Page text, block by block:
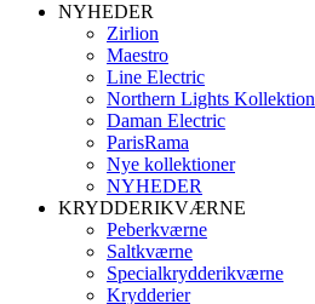
NYHEDER
Zirlion
Maestro
Line Electric
Northern Lights Kollektion
Daman Electric
ParisRama
Nye kollektioner
NYHEDER
KRYDDERIKVÆRNE
Peberkværne
Saltkværne
Specialkrydderikværne
Krydderier